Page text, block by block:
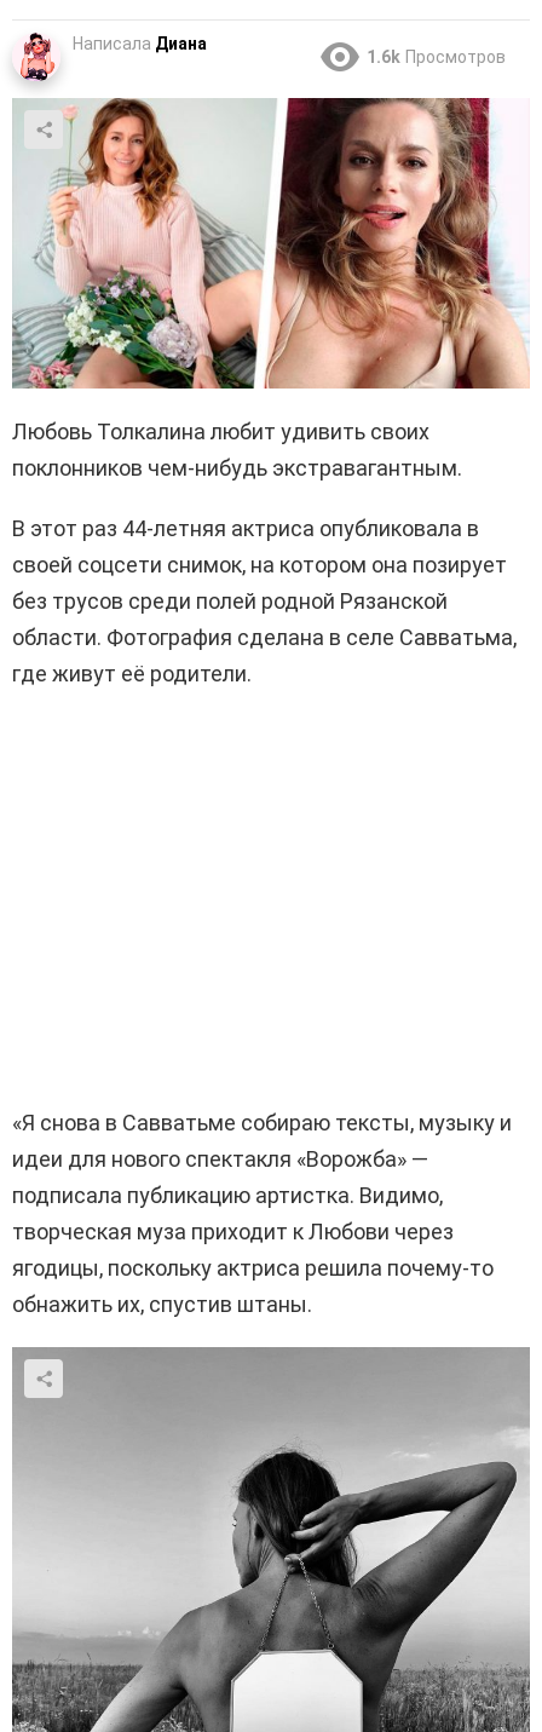
Написала Диана
1.6k Просмотров
Любовь Толкалина любит удивить своих
поклонников чем-нибудь экстравагантным.
В этот раз 44-летняя актриса опубликовала в
своей соцсети снимок, на котором она позирует
без трусов среди полей родной Рязанской
области. Фотография сделана в селе Савватьма,
где живут её родители.
«Я снова в Савватьме собираю тексты, музыку и
идеи для нового спектакля «Ворожба» —
подписала публикацию артистка. Видимо,
творческая муза приходит к Любови через
ягодицы, поскольку актриса решила почему-то
обнажить их, спустив штаны.